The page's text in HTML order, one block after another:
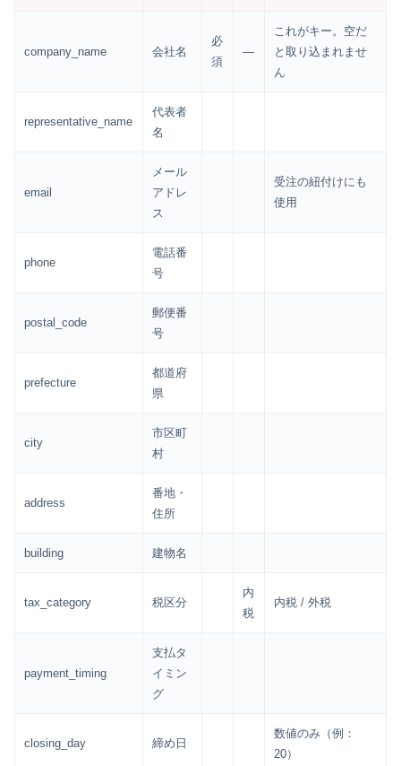
company_name 会社名
必
須
—
これがキー。空だ
と取り込まれませ
ん
representative_name
代表者
名
email
メール
アドレ
ス
受注の紐付けにも
使用
phone
電話番
号
postal_code
郵便番
号
prefecture
都道府
県
city
市区町
村
address
番地・
住所
building 建物名
tax_category 税区分
内
税
内税 / 外税
payment_timing
支払タ
イミン
グ
closing_day 締め日
数値のみ（例：
20）